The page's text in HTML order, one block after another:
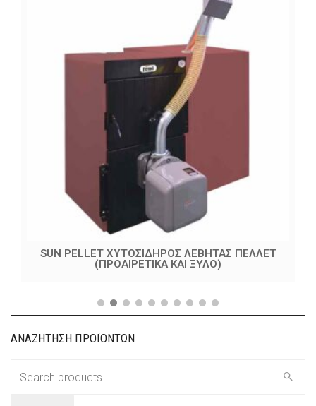
SUN PELLET ΧΥΤΟΣΙΔΗΡΟΣ ΛΕΒΗΤΑΣ ΠΕΛΛΕΤ
(ΠΡΟΑΙΡΕΤΙΚΑ ΚΑΙ ΞΥΛΟ)
ΑΝΑΖΗΤΗΣΗ ΠΡΟΪΟΝΤΩΝ